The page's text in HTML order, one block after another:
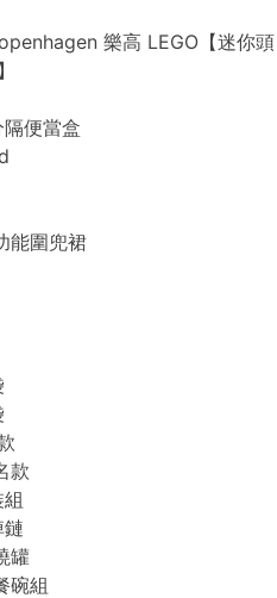
樂高 LEGO【迷你頭
便當盒
能圍兜裙
款
罐
碗組